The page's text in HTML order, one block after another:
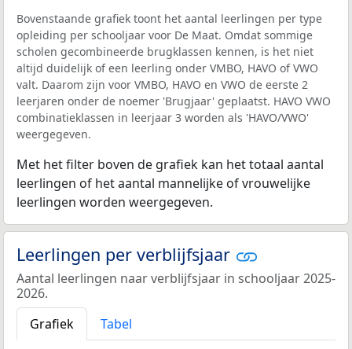
Bovenstaande grafiek toont het aantal leerlingen per type
opleiding per schooljaar voor De Maat. Omdat sommige
scholen gecombineerde brugklassen kennen, is het niet
altijd duidelijk of een leerling onder VMBO, HAVO of VWO
valt. Daarom zijn voor VMBO, HAVO en VWO de eerste 2
leerjaren onder de noemer 'Brugjaar' geplaatst. HAVO VWO
combinatieklassen in leerjaar 3 worden als 'HAVO/VWO'
weergegeven.
Met het filter boven de grafiek kan het totaal aantal
leerlingen of het aantal mannelijke of vrouwelijke
leerlingen worden weergegeven.
Leerlingen per verblijfsjaar
Aantal leerlingen naar verblijfsjaar in schooljaar 2025-
2026.
Grafiek
Tabel